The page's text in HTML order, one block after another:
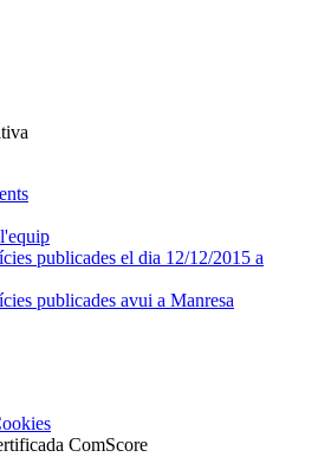
publicades el dia 12/12/2015 a
publicades avui a Manresa
ComScore